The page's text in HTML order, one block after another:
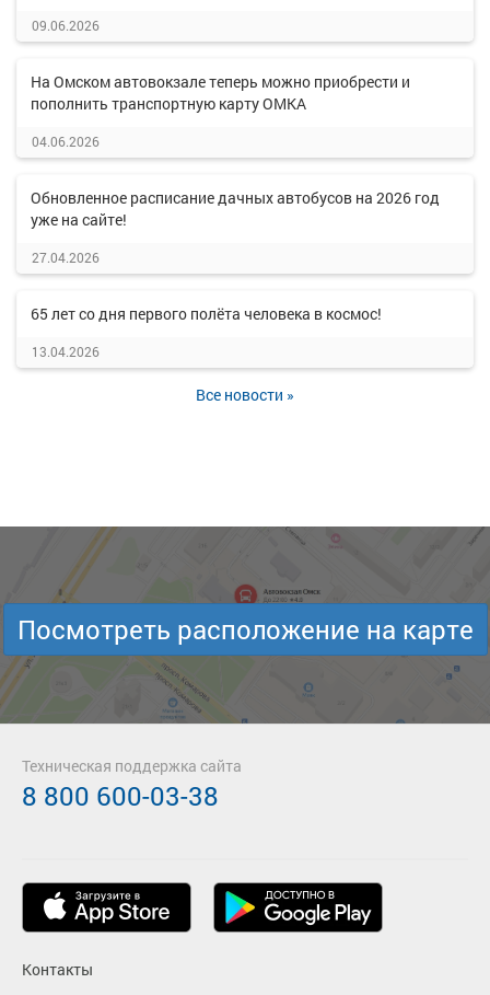
09.06.2026
На Омском автовокзале теперь можно приобрести и
пополнить транспортную карту ОМКА
04.06.2026
Обновленное расписание дачных автобусов на 2026 год
уже на сайте!
27.04.2026
65 лет со дня первого полёта человека в космос!
13.04.2026
Все новости »
Посмотреть расположение на карте
Контакты
Техническая поддержка сайта
8 800 600-03-38